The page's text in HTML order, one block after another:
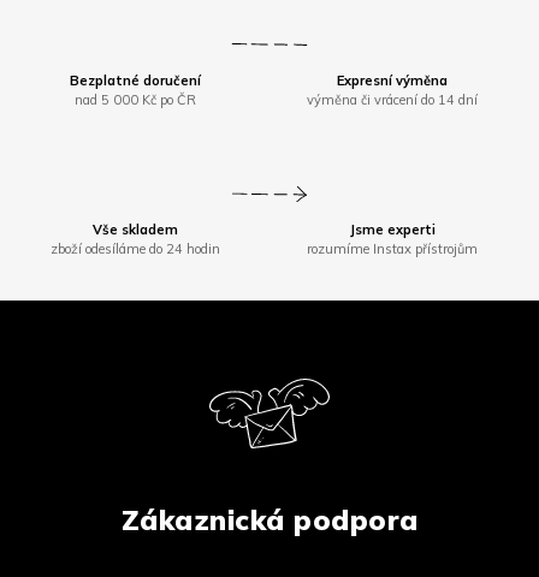
Bezplatné doručení
nad 5 000 Kč po ČR
Expresní výměna
výměna či vrácení do 14 dní
Vše skladem
zboží odesíláme do 24 hodin
Jsme experti
rozumíme Instax přístrojům
Zákaznická podpora